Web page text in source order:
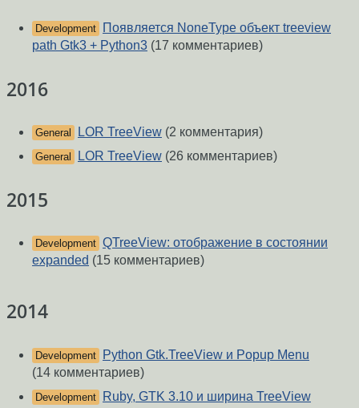
Development
Появляется NoneType объект treeview
path Gtk3 + Python3 (17 комментариев)
2016
General LOR TreeView (2 комментария)
General LOR TreeView (26 комментариев)
2015
Development QTreeView: отображение в состоянии
expanded (15 комментариев)
2014
Development
Python Gtk.TreeView и Popup Menu
(14 комментариев)
Development
Ruby, GTK 3.10 и ширина TreeView